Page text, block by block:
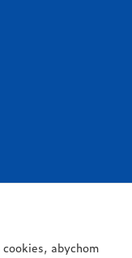
abychom